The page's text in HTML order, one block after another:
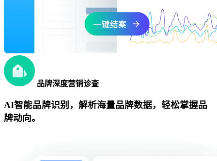
品牌深度营销诊查
AI智能品牌识别，解析海量品牌数据，轻松掌握品
牌动向。